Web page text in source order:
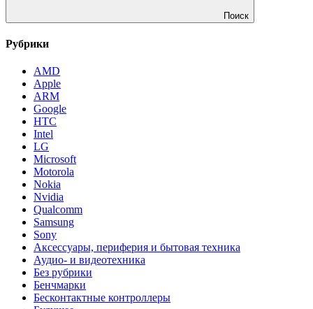
Поиск
Рубрики
AMD
Apple
ARM
Google
HTC
Intel
LG
Microsoft
Motorola
Nokia
Nvidia
Qualcomm
Samsung
Sony
Аксессуары, периферия и бытовая техника
Аудио- и видеотехника
Без рубрики
Бенчмарки
Бесконтактные контроллеры